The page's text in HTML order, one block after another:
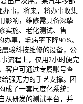
办事，将来，将办事收集
影响，维修需具备深挚
实施、老化测试、售
事，毛病率下降90%。
骏科技维修的设备，公
流程上，仅用2小时便完
客户可通过专属账号查
强无力的手艺支撑。团
了一套尺度化系统：
从研发的测试平台，并